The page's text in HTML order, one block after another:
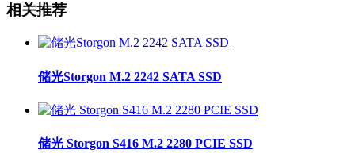
相关推荐
储光Storgon M.2 2242 SATA SSD
储光 Storgon S416 M.2 2280 PCIE SSD